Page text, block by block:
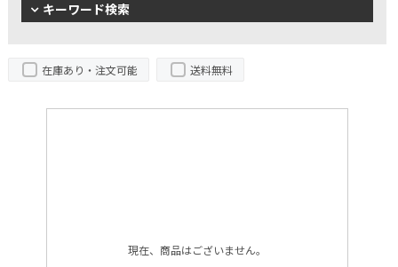
キーワード検索
在庫あり・注文可能 送料無料
現在、商品はございません。